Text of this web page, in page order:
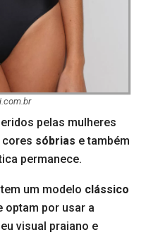
pelas mulheres
cores sóbrias e também
permanece.
um modelo clássico
optam por usar a
visual praiano e